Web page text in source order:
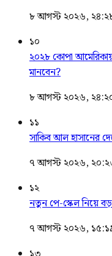
৮ আগস্ট ২০২৬,
১০
২০২৮ কোপা
মানবেন?
৮ আগস্ট ২০২৬,
১১
সাকিব আল হাসানের
৭ আগস্ট ২০২৬,
১২
নতুন পে-স্কেল নিয়ে
৭ আগস্ট ২০২৬,